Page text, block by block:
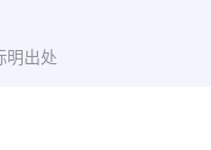
明出处